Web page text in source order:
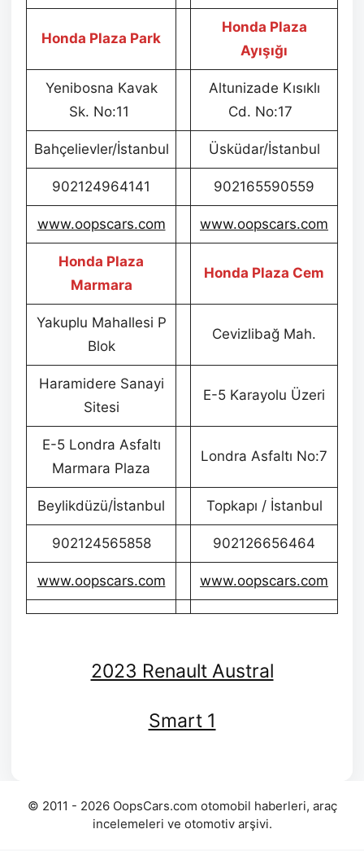
Honda Plaza Park
Honda Plaza
Ayışığı
Yenibosna Kavak
Sk. No:11
Altunizade Kısıklı
Cd. No:17
Bahçelievler/İstanbul Üsküdar/İstanbul
902124964141 902165590559
www.oopscars.com www.oopscars.com
Honda Plaza
Marmara
Honda Plaza Cem
Yakuplu Mahallesi P
Blok
Cevizlibağ Mah.
Haramidere Sanayi
Sitesi
E-5 Karayolu Üzeri
E-5 Londra Asfaltı
Marmara Plaza
Londra Asfaltı No:7
Beylikdüzü/İstanbul Topkapı / İstanbul
902124565858 902126656464
www.oopscars.com www.oopscars.com
2023 Renault Austral
Smart 1
© 2011 - 2026 OopsCars.com otomobil haberleri, araç
incelemeleri ve otomotiv arşivi.